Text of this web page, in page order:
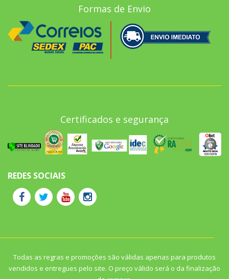
Formas de Envio
Certificados e segurança
REDES SOCIAIS
Todas as regras e promoções são válidas apenas para produtos
vendidos e entregues pelo site. O preço válido será o da finalização